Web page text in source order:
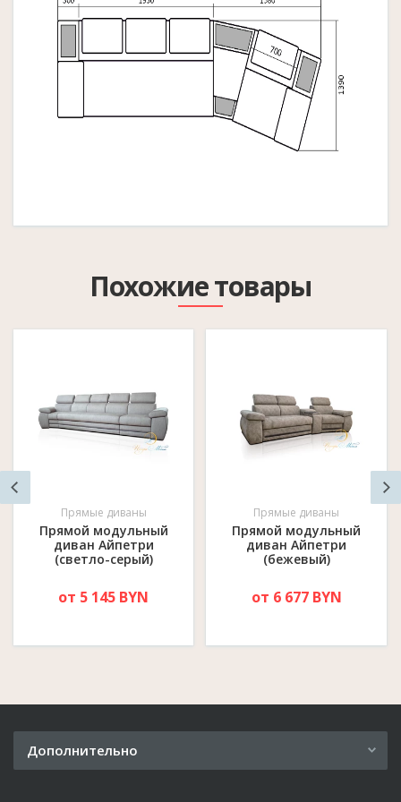
Похожие товары
Прямые диваны
Прямой модульный
диван Айпетри
(светло-серый)
от 5 145 BYN
Прямые диваны
Прямой модульный
диван Айпетри
(бежевый)
от 6 677 BYN
Дополнительно